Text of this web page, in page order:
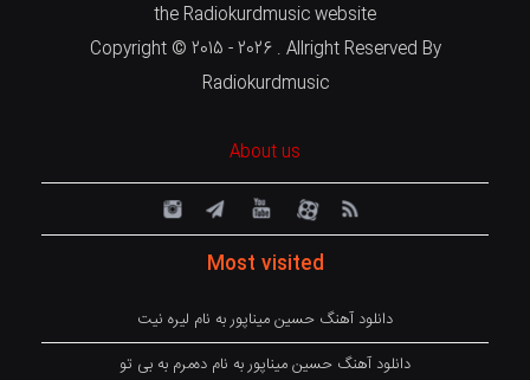
the Radiokurdmusic website
Copyright © 2015 - 2026 . Allright Reserved By
Radiokurdmusic
About us
Most visited
دانلود آهنگ حسین میناپور به نام لیره نیت
دانلود آهنگ حسین میناپور به نام دەمرم بە بی تو